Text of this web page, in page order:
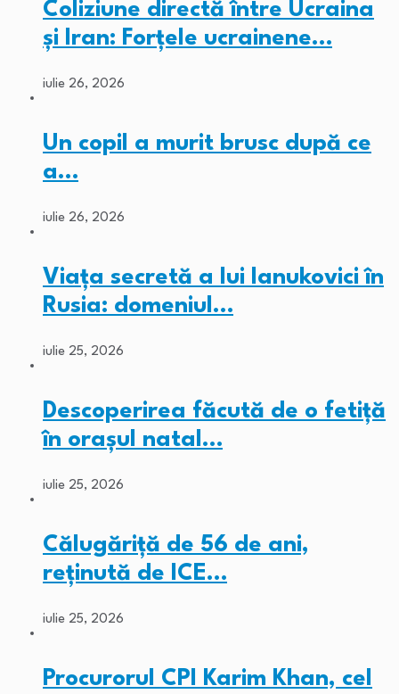
Coliziune directă între Ucraina
și Iran: Forțele ucrainene…
iulie 26, 2026
Un copil a murit brusc după ce
a…
iulie 26, 2026
Viața secretă a lui Ianukovici în
Rusia: domeniul…
iulie 25, 2026
Descoperirea făcută de o fetiță
în orașul natal…
iulie 25, 2026
Călugăriță de 56 de ani,
reținută de ICE…
iulie 25, 2026
Procurorul CPI Karim Khan, cel